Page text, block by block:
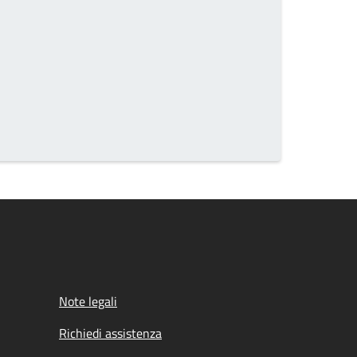
Note legali
Richiedi assistenza